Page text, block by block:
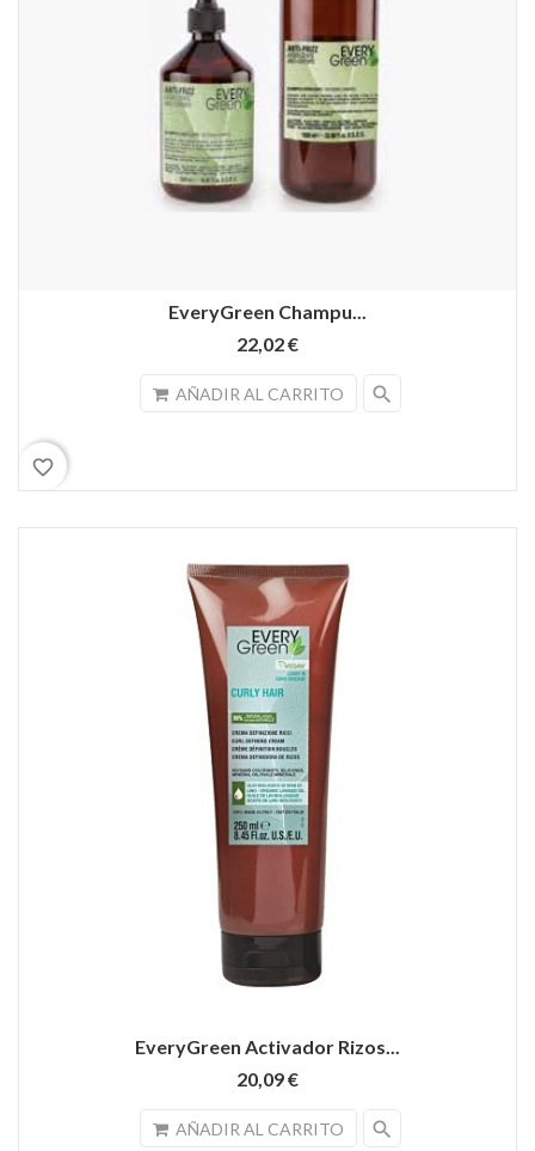
EveryGreen Champu...
22,02 €
AÑADIR AL CARRITO search
favorite_border
EveryGreen Activador Rizos...
20,09 €
AÑADIR AL CARRITO search